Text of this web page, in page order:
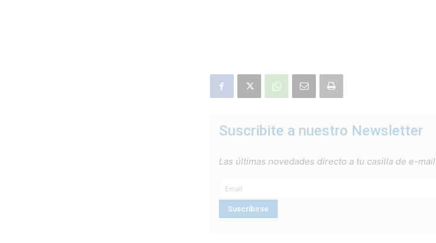
Suscribite a nuestro Newsletter
Las últimas novedades directo a tu casilla de e-mail